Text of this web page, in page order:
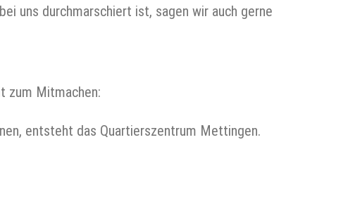
uns durchmarschiert ist, sagen wir auch gerne
zum Mitmachen:
entsteht das Quartierszentrum Mettingen.